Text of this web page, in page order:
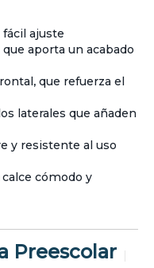
ajuste
aporta un acabado
que refuerza el
laterales que añaden
y resistente al uso
cómodo y
Preescolar